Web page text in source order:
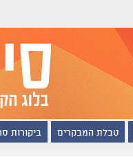
טבלת המבקרים ביקורות